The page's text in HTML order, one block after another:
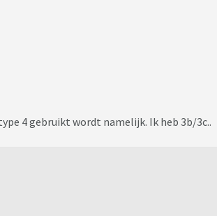
4 gebruikt wordt namelijk. Ik heb 3b/3c..